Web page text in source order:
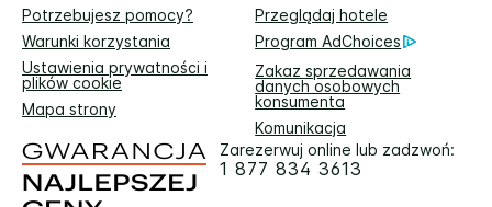
Potrzebujesz pomocy?
Przeglądaj hotele
Warunki korzystania
Program AdChoices
Ustawienia prywatności i
plików cookie
Zakaz sprzedawania
danych osobowych
konsumenta
Mapa strony
Komunikacja
Zarezerwuj online lub zadzwoń:
1 877 834 3613